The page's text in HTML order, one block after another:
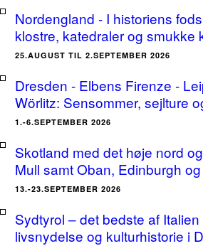
Nordengland - I historiens
klostre, katedraler og smukke
25.AUGUST TIL 2.SEPTEMBER 2026
Dresden - Elbens Firenze -
Wörlitz: Sensommer, sejlture
1.-6.SEPTEMBER 2026
Skotland med det høje nord
Mull samt Oban, Edinburgh
13.-23.SEPTEMBER 2026
Sydtyrol – det bedste af
livsnydelse og kulturhistorie i